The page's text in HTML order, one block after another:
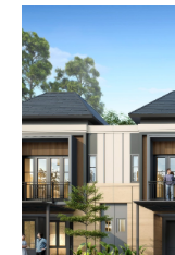
keunggulan
menempel langsung